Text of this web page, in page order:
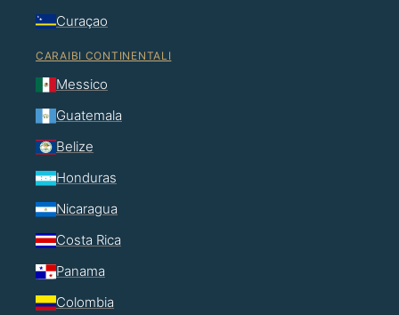
Curaçao
CARAIBI CONTINENTALI
Messico
Guatemala
Belize
Honduras
Nicaragua
Costa Rica
Panama
Colombia